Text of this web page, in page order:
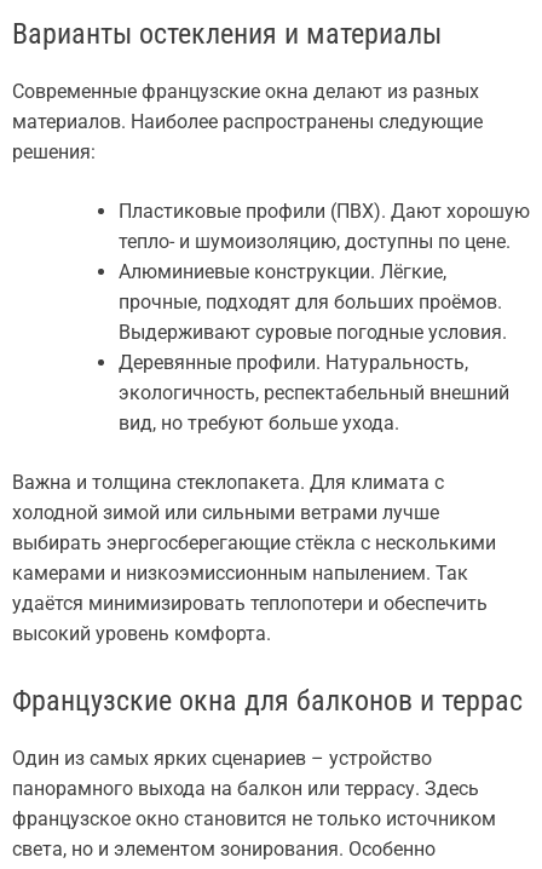
Варианты остекления и материалы
Современные французские окна делают из разных
материалов. Наиболее распространены следующие
решения:
Пластиковые профили (ПВХ). Дают хорошую
тепло- и шумоизоляцию, доступны по цене.
Алюминиевые конструкции. Лёгкие,
прочные, подходят для больших проёмов.
Выдерживают суровые погодные условия.
Деревянные профили. Натуральность,
экологичность, респектабельный внешний
вид, но требуют больше ухода.
Важна и толщина стеклопакета. Для климата с
холодной зимой или сильными ветрами лучше
выбирать энергосберегающие стёкла с несколькими
камерами и низкоэмиссионным напылением. Так
удаётся минимизировать теплопотери и обеспечить
высокий уровень комфорта.
Французские окна для балконов и террас
Один из самых ярких сценариев – устройство
панорамного выхода на балкон или террасу. Здесь
французское окно становится не только источником
света, но и элементом зонирования. Особенно